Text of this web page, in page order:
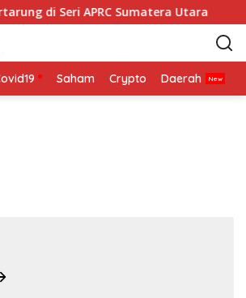
di Seri APRC Sumatera Utara
Saham Crypto Daerah